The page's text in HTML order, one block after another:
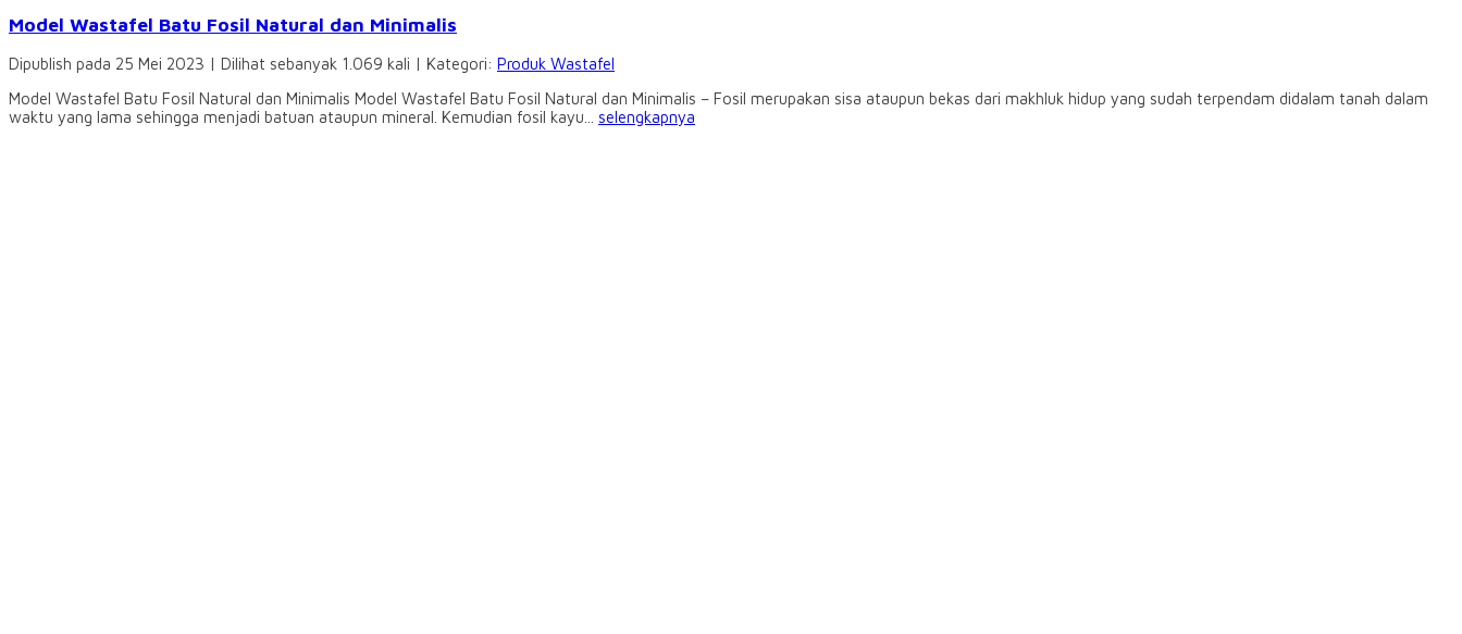
Model Wastafel Batu Fosil Natural dan Minimalis
Dipublish pada 25 Mei 2023 | Dilihat sebanyak 1.069 kali | Kategori: Produk Wastafel
Model Wastafel Batu Fosil Natural dan Minimalis Model Wastafel Batu Fosil Natural dan Minimalis – Fosil merupakan sisa ataupun bekas dari makhluk hidup yang sudah terpendam didalam tanah dalam
waktu yang lama sehingga menjadi batuan ataupun mineral. Kemudian fosil kayu... selengkapnya